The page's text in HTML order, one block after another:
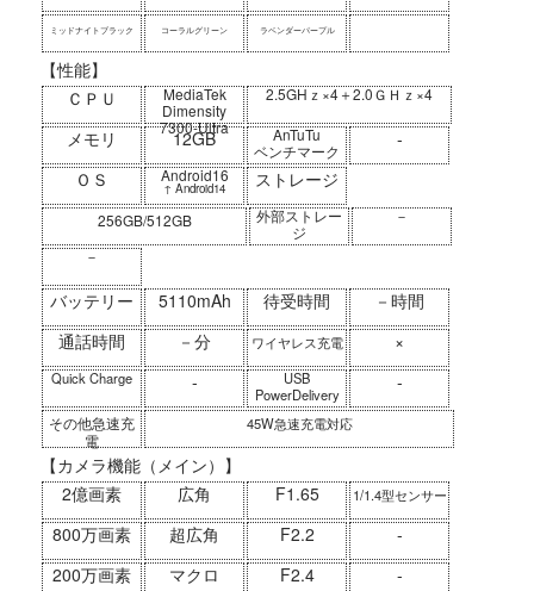
ミッドナイトブラック コーラルグリーン ラベンダーパープル
【性能】
ＣＰＵ
MediaTek
Dimensity
7300-Ultra
2.5GHｚ×4＋2.0ＧＨｚ×4
メモリ 12GB
AnTuTu
ベンチマーク
-
ＯＳ
Android16
↑ Android14 ストレージ
256GB/512GB
外部ストレー
ジ
－
－
バッテリー 5110mAh 待受時間
－時間
通話時間
－分 ワイヤレス充電 ×
Quick Charge -
USB
PowerDelivery
-
その他急速充
電
45W急速充電対応
【カメラ機能（メイン）】
2億画素
広角 F1.65 1/1.4型センサー
800万画素 超広角 F2.2
-
200万画素
マクロ F2.4
-